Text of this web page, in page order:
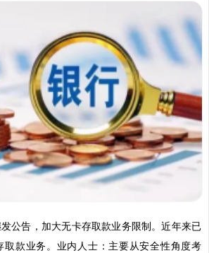
公告，加大无卡存取款业务限制。近年来已
取款业务。业内人士：主要从安全性角度考